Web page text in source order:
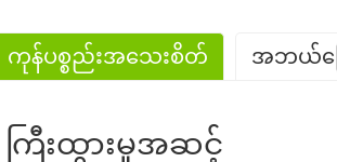
ကုန်ပစ္စည်းအသေးစိတ် အဘယ်ကြ
ကြီးထွားမှုအဆင့်